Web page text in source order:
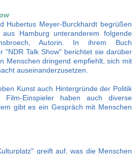
Hubertus Meyer-Burckhardt begrüßen
Hamburg unteranderem folgende
Autorin. In ihrem Buch
"NDR Talk Show" berichtet sie darüber
Menschen dringend empfiehlt, sich mit
auseinanderzusetzen.
Kunst auch Hintergründe der Politik
Film-Einspieler haben auch diverse
gibt es ein Gespräch mit Menschen
greift auf, was die Menschen